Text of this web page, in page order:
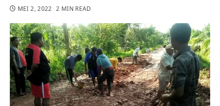
MEI 2, 2022 2 MIN READ